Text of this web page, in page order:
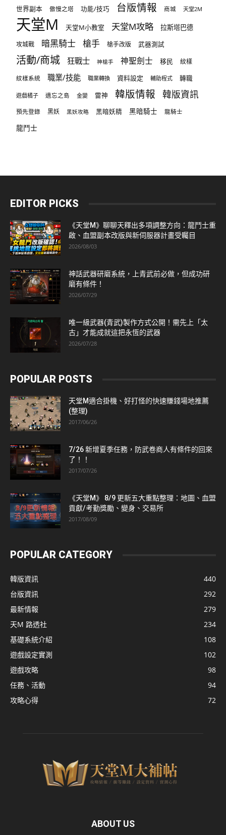
世界副本
傲慢之塔 功能/技巧 台版情報 商城 天堂2M
天堂M 天堂M小教室 天堂M攻略 拉斯塔巴德
攻城戰 暗黑騎士 槍手 槍手改版 武器測試
活動/商城 狂戰士 神槍手 神聖劍士 移民 紋樣
紋樣系統 職業/技能 職業轉換 資料設定 輔助程式 轉職
遊戲橘子 遺忘之島 金變 雷神 韓版情報 韓版資訊
預先登錄 黑妖 黑妖攻略 黑暗妖精 黑暗騎士 龍騎士
龍鬥士
EDITOR PICKS
《天堂M》聊聊天釋出多項調整方向：龍鬥士重
啟、血盟副本改版與新伺服器計畫受矚目
2026/08/03
神話武器研磨系統，上青武前必做，但成功研
磨有條件！
2026/07/29
唯一級武器(青武)製作方式公開！需先上「太
古」才能成就這把永恆的武器
2026/07/28
POPULAR POSTS
天堂M適合掛機、好打怪的快速賺錢場地推薦
(整理)
2017/06/26
7/26 新增夏季任務，防武卷商人有條件的回來
了！！
2017/07/26
《天堂M》 8/9 更新五大重點整理：地圖、血盟
貢獻/考勤獎勵、變身、交易所
2017/08/09
POPULAR CATEGORY
韓版資訊
440
台版資訊
292
最新情報
279
天M 路透社
234
基礎系統介紹
108
遊戲設定實測
102
遊戲攻略
98
任務、活動
94
攻略心得
72
ABOUT US